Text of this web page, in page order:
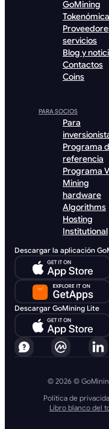
GoMining
Tokenómica
servicios
Blog y
Contactos
Coins
PARA SOCIOS
Para
Programa
referencia
Programa
Mining
hardware
Algorithms
Hosting
Institutional
Descargar la aplicación
Descargar GoMining Lite
© 2026 ©
Política de
Libro blanco del